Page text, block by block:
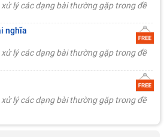
xử lý các dạng bài thường gặp trong đề
nghĩa
xử lý các dạng bài thường gặp trong đề
xử lý các dạng bài thường gặp trong đề